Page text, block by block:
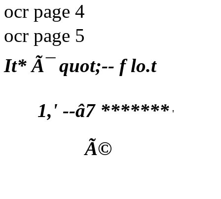
ocr page 4
ocr page 5
It* Ã¯ quot;-- f lo.t
1,' --â7 ******* '
Ã©